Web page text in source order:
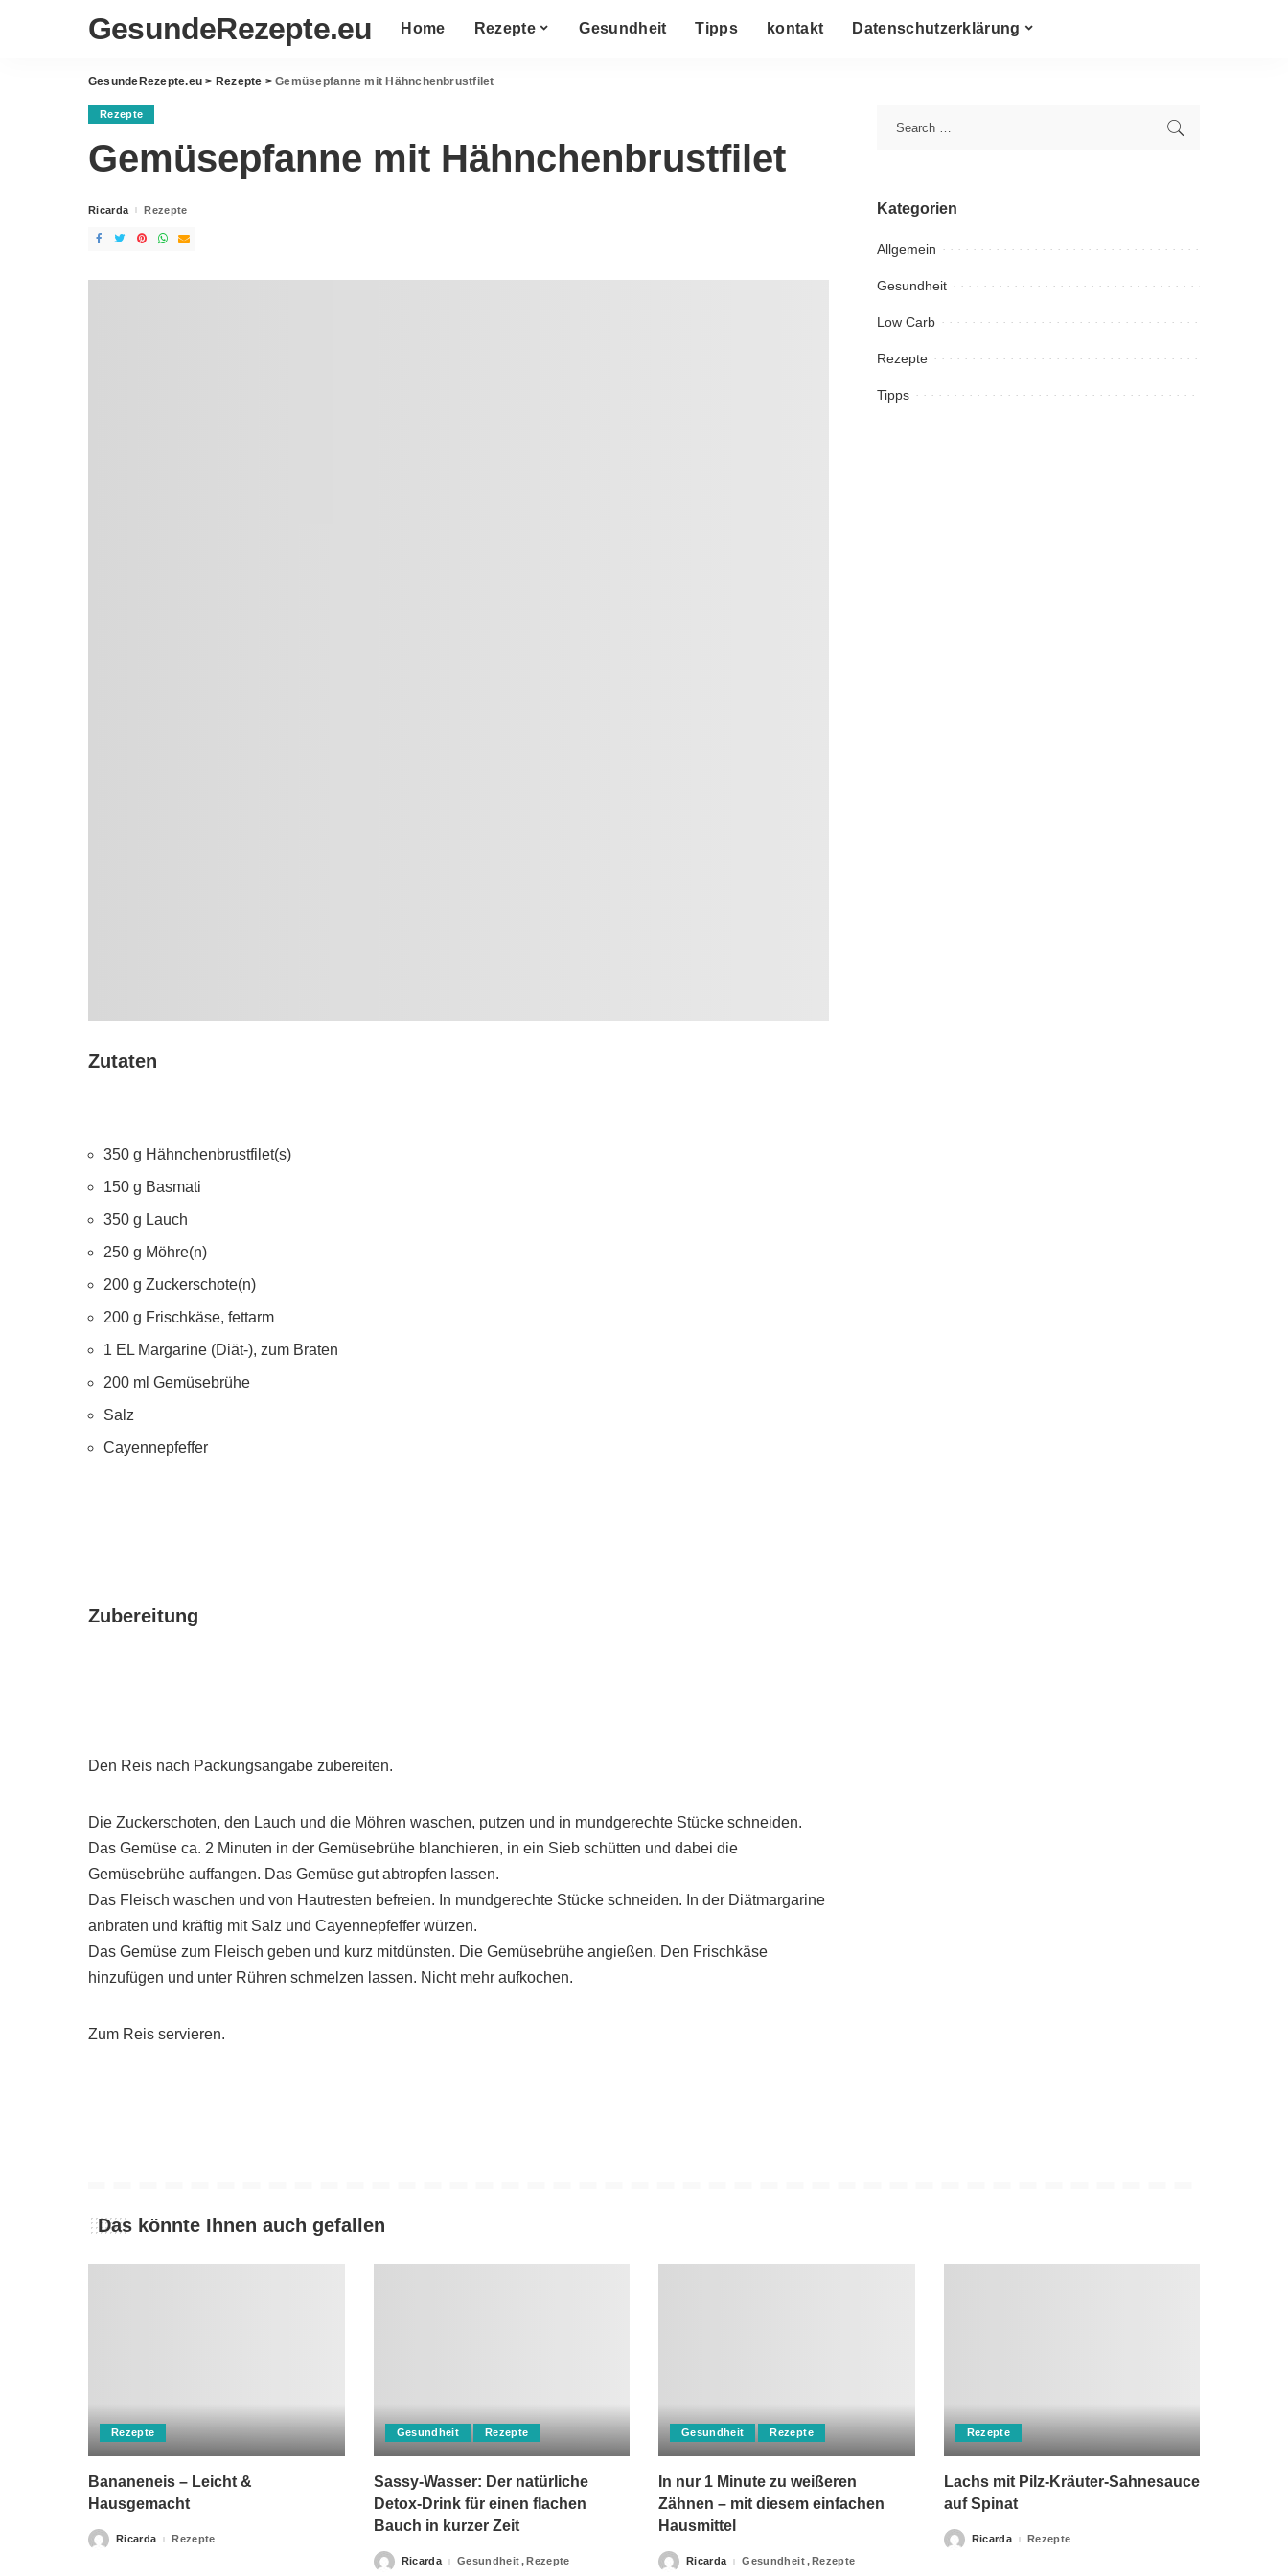
GesundeRezepte.eu Home Rezepte Gesundheit Tipps kontakt Datenschutzerklärung
GesundeRezepte.eu > Rezepte >Gemüsepfanne mit Hähnchenbrustfilet
Rezepte
Gemüsepfanne mit Hähnchenbrustfilet
Posted
Ricarda Rezepte
Zutaten
350 g Hähnchenbrustfilet(s)
150 g Basmati
350 g Lauch
250 g Möhre(n)
200 g Zuckerschote(n)
200 g Frischkäse, fettarm
1 EL Margarine (Diät-), zum Braten
200 ml Gemüsebrühe
Salz
Cayennepfeffer
Zubereitung
Den Reis nach Packungsangabe zubereiten.
Die Zuckerschoten, den Lauch und die Möhren waschen, putzen und in mundgerechte Stücke schneiden.
Das Gemüse ca. 2 Minuten in der Gemüsebrühe blanchieren, in ein Sieb schütten und dabei die
Gemüsebrühe auffangen. Das Gemüse gut abtropfen lassen.
Das Fleisch waschen und von Hautresten befreien. In mundgerechte Stücke schneiden. In der Diätmargarine
anbraten und kräftig mit Salz und Cayennepfeffer würzen.
Das Gemüse zum Fleisch geben und kurz mitdünsten. Die Gemüsebrühe angießen. Den Frischkäse
hinzufügen und unter Rühren schmelzen lassen. Nicht mehr aufkochen.
Zum Reis servieren.
Kategorien
Allgemein
Gesundheit
Low Carb
Rezepte
Tipps
Das könnte Ihnen auch gefallen
Rezepte
Bananeneis – Leicht &
Hausgemacht
PostedRicarda Rezepte
Gesundheit Rezepte
Sassy-Wasser: Der natürliche
Detox-Drink für einen flachen
Bauch in kurzer Zeit
PostedRicarda Gesundheit Rezepte
Gesundheit Rezepte
In nur 1 Minute zu weißeren
Zähnen – mit diesem einfachen
Hausmittel
PostedRicarda Gesundheit Rezepte
Rezepte
Lachs mit Pilz-Kräuter-Sahnesauce
auf Spinat
PostedRicarda Rezepte